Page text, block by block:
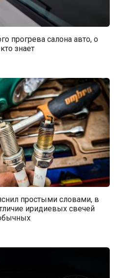
прогрева салона авто, о
знает
простыми словами, в
иридиевых свечей